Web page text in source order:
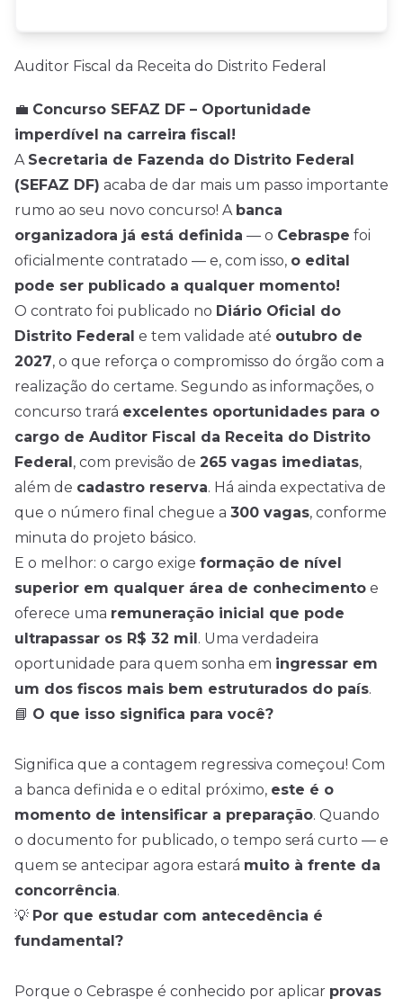
Auditor Fiscal da Receita do Distrito Federal
💼 Concurso SEFAZ DF – Oportunidade
imperdível na carreira fiscal!
A Secretaria de Fazenda do Distrito Federal
(SEFAZ DF) acaba de dar mais um passo importante
rumo ao seu novo concurso! A banca
organizadora já está definida — o Cebraspe foi
oficialmente contratado — e, com isso, o edital
pode ser publicado a qualquer momento!
O contrato foi publicado no Diário Oficial do
Distrito Federal e tem validade até outubro de
2027, o que reforça o compromisso do órgão com a
realização do certame. Segundo as informações, o
concurso trará excelentes oportunidades para o
cargo de Auditor Fiscal da Receita do Distrito
Federal, com previsão de 265 vagas imediatas,
além de cadastro reserva. Há ainda expectativa de
que o número final chegue a 300 vagas, conforme
minuta do projeto básico.
E o melhor: o cargo exige formação de nível
superior em qualquer área de conhecimento e
oferece uma remuneração inicial que pode
ultrapassar os R$ 32 mil. Uma verdadeira
oportunidade para quem sonha em ingressar em
um dos fiscos mais bem estruturados do país.
📘 O que isso significa para você?
Significa que a contagem regressiva começou! Com
a banca definida e o edital próximo, este é o
momento de intensificar a preparação. Quando
o documento for publicado, o tempo será curto — e
quem se antecipar agora estará muito à frente da
concorrência.
💡 Por que estudar com antecedência é
fundamental?
Porque o Cebraspe é conhecido por aplicar provas